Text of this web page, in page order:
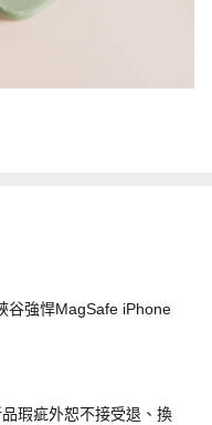
谷強悍MagSafe iPhone
瑕疵外恕不接受退、換